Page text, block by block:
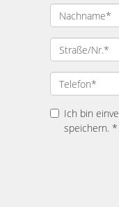
Ich bin
speichern. *